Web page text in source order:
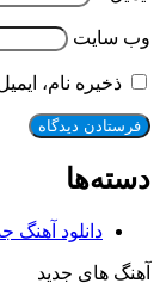
وب‌ سایت
ذخیره نام،
دسته‌ها
دانلود آهنگ
آهنگ های جدید